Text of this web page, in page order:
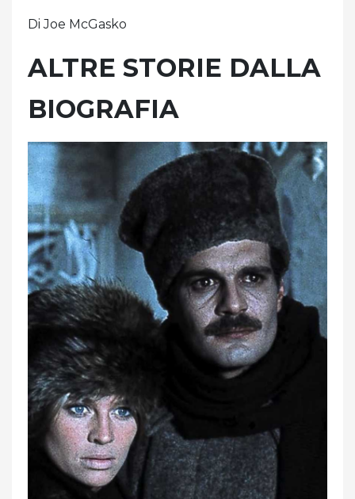
Di Joe McGasko
ALTRE STORIE DALLA
BIOGRAFIA